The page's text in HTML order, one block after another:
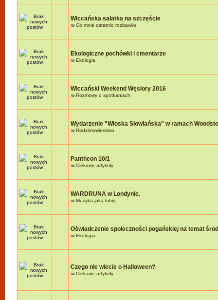
Wiccańska sałatka na szczęście
wCo mnie ostatnio rozbawiło
Ekologiczne pochówki i cmentarze
wEkologia
Wiccański Weekend Węsiory 2016
wRozmowy o spotkaniach
Wydarzenie "Wioska Słowiańska" w ramach
wRodzimowierstwo
Pantheon 10/1
wCiekawe artykuły
WARDRUNA w Londynie.
wMuzyka jaką lubię
Oświadczenie społeczności pogańskiej na temat
wEkologia
Czego nie wiecie o Halloween?
wCiekawe artykuły